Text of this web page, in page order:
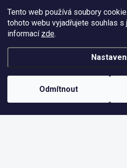
Tento web používá soubory
tohoto webu vyjadřujete souhlas s
informací zde.
Odmítnout
zzstudio_cz
Vytvořil
ZZ Eshop - Svět potisku
Odstoupit od smlouvy